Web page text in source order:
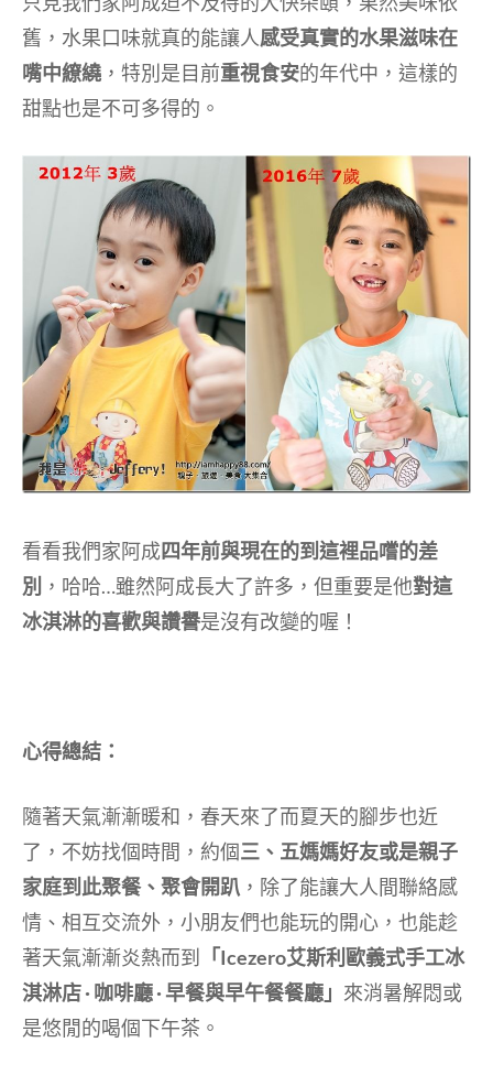
舊，水果口味就真的能讓人感受真實的水果滋味在
嘴中繚繞 ，特別是目前重視食安的年代中，這樣的
甜點也是不可多得的。
看看我們家阿成四年前與現在的到這裡品嚐的差
別 ，哈哈…雖然阿成長大了許多，但重要是他對這
冰淇淋的喜歡與讚譽是沒有改變的喔！
心得總結：
隨著天氣漸漸暖和，春天來了而夏天的腳步也近
了，不妨找個時間，約個三、五媽媽好友或是親子
家庭到此聚餐、聚會開趴 ，除了能讓大人間聯絡感
情、相互交流外，小朋友們也能玩的開心，也能趁
著天氣漸漸炎熱而到
「Icezero艾斯利歐義式手工冰
淇淋店 · 咖啡廳 · 早餐與早午餐餐廳」 來消暑解悶或
是悠閒的喝個下午茶。